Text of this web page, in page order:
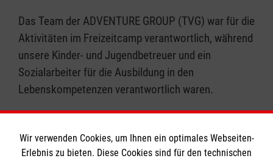
Das Team der ADVENTURE GROUP (TVG) war für die
Aktivitäten im Freizeitcamp verantwortlich, während
unsere Kinder- und Jugendbetreuer und ein
Sozialarbeiter für die Ausbildung in den
Lebenskompetenzen verantwortlich waren.
Zurück zu allen Meldungen
Wir verwenden Cookies, um Ihnen ein optimales Webseiten-
Erlebnis zu bieten. Diese Cookies sind für den technischen